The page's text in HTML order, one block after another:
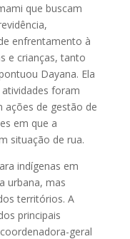
que buscam
enfrentamento à
e crianças, tanto
Dayana. Ela
foram
ações de gestão de
em que a
situação de rua.
indígenas em
urbana, mas
territórios. A
principais
geral